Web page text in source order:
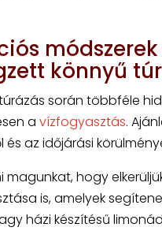
könnyű
során többféle
a vízfogyasztás.
az időjárási
hogy
is, amelyek
házi készítésű